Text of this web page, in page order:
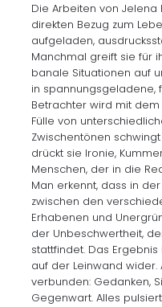
Die Arbeiten von
direkten Bezug zum
aufgeladen,
Manchmal greift sie für
banale Situationen auf
in spannungsgeladene,
Betrachter wird mit dem
Fülle von
Zwischentönen
drückt sie Ironie,
Menschen, der in die
Man erkennt, dass in
zwischen den
Erhabenen und
der Unbeschwertheit,
stattfindet. Das
auf der Leinwand
verbunden: Gedanken,
Gegenwart. Alles